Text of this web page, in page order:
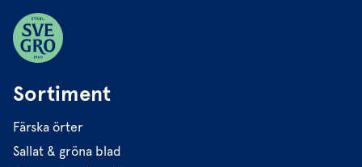
Sortiment
Färska örter
Sallat & gröna blad